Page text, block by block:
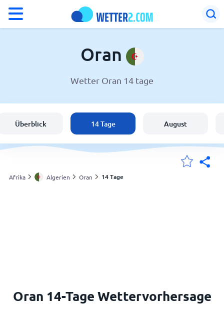
Schweiz
Deutschland
Oran
Wetter Oran 14 tage
Überblick 14 Tage August
Afrika Algerien Oran 14 Tage
Oran 14-Tage Wettervorhersage